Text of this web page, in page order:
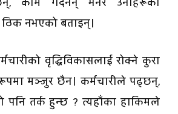
ठिक नभएको बताइन्।
वृद्धिविकासलाई रोक्ने कुरा
मञ्जुर छैन। कर्मचारीले पढ्छन्,
पनि तर्क हुन्छ ? त्यहाँका हाकिमले